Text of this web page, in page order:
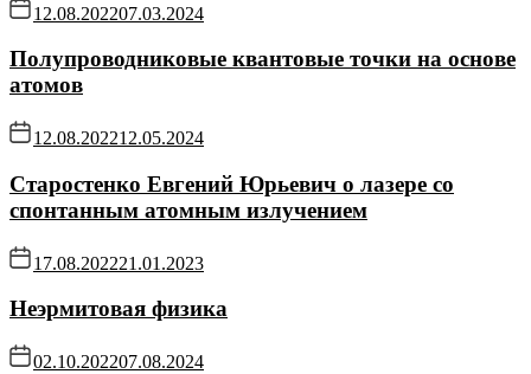
12.08.202207.03.2024
Полупроводниковые квантовые точки на основе
атомов
12.08.202212.05.2024
Старостенко Евгений Юрьевич о лазере со
спонтанным атомным излучением
17.08.202221.01.2023
Неэрмитовая физика
02.10.202207.08.2024